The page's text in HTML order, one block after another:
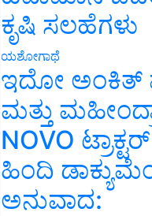
ಕೃಷಿ ಸಲಹೆಗಳು
ಯಶೋಗಾಥೆ
ಇದೋ ಅಂಕಿತ್
ಮತ್ತು
NOVO
ಹಿಂದಿ
ಅನುವಾದ: